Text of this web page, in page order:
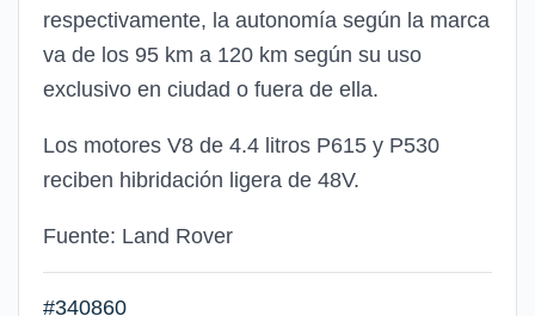
respectivamente, la autonomía según la marca
va de los 95 km a 120 km según su uso
exclusivo en ciudad o fuera de ella.
Los motores V8 de 4.4 litros P615 y P530
reciben hibridación ligera de 48V.
Fuente: Land Rover
#340860